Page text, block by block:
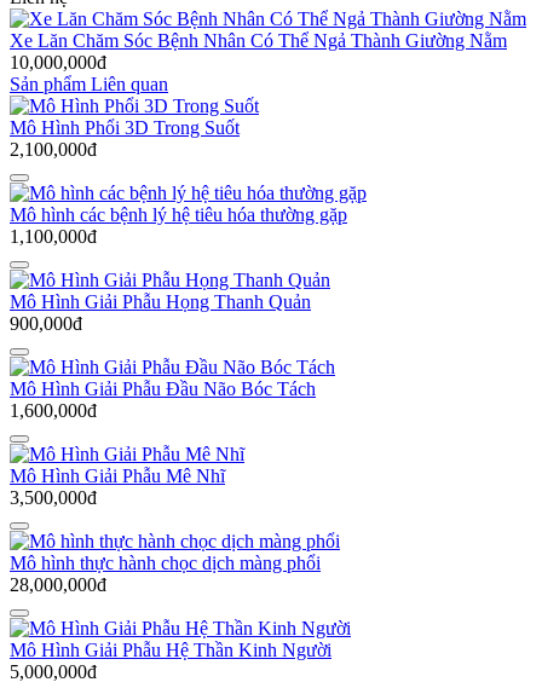
Xe Lăn Chăm Sóc Bệnh Nhân Có Thể Ngả Thành Giường Nằm
10,000,000đ
Sản phẩm Liên quan
Mô Hình Phổi 3D Trong Suốt
2,100,000đ
Mô hình các bệnh lý hệ tiêu hóa thường gặp
1,100,000đ
Mô Hình Giải Phẫu Họng Thanh Quản
900,000đ
Mô Hình Giải Phẫu Đầu Não Bóc Tách
1,600,000đ
Mô Hình Giải Phẫu Mê Nhĩ
3,500,000đ
Mô hình thực hành chọc dịch màng phổi
28,000,000đ
Mô Hình Giải Phẫu Hệ Thần Kinh Người
5,000,000đ